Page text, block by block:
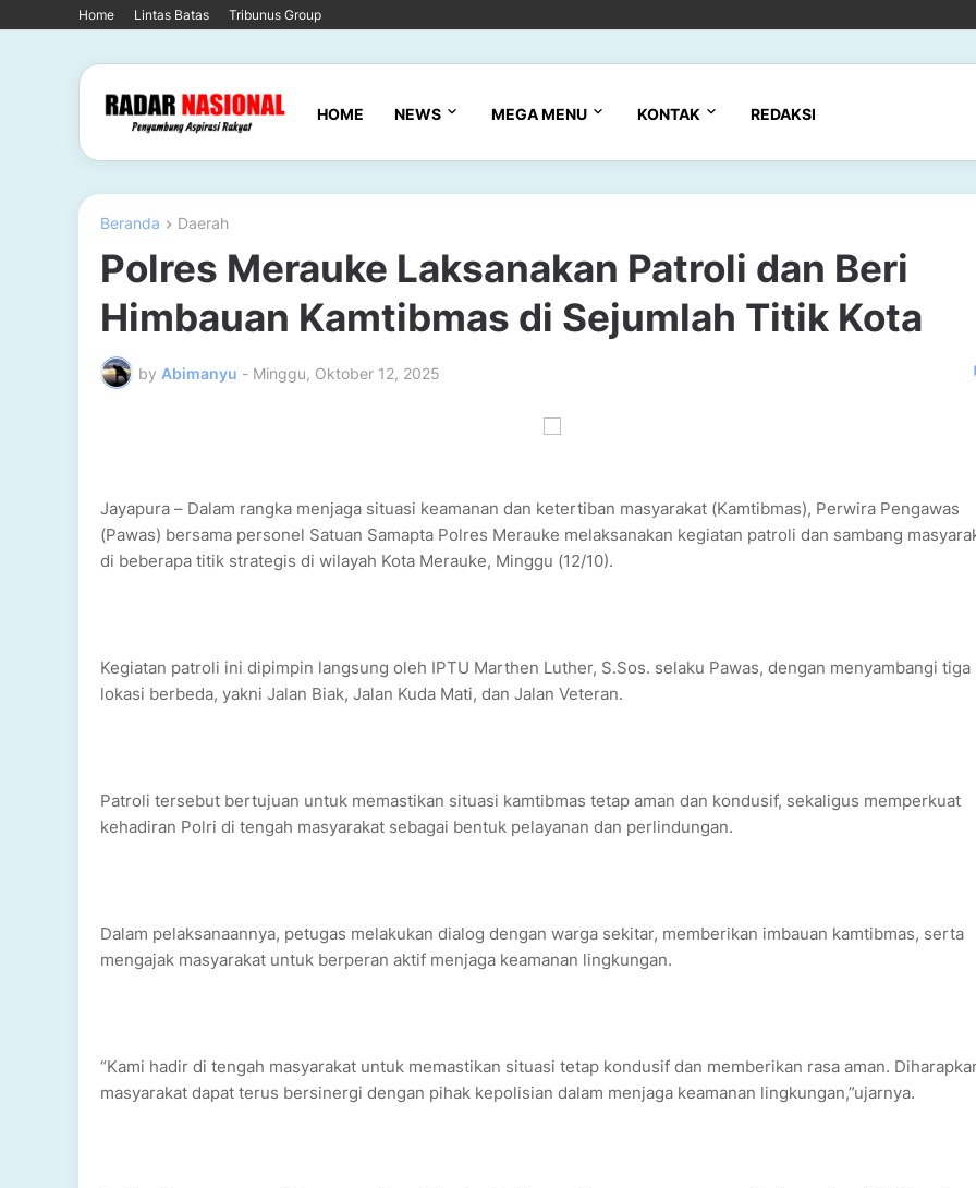
Home Lintas Batas Tribunus Group
HOME NEWS MEGA MENU KONTAK REDAKSI
Beranda Daerah
Polres Merauke Laksanakan Patroli dan Beri
Himbauan Kamtibmas di Sejumlah Titik Kota
by Abimanyu - Minggu, Oktober 12, 2025
Jayapura – Dalam rangka menjaga situasi keamanan dan ketertiban masyarakat (Kamtibmas), Perwira Pengawas
(Pawas) bersama personel Satuan Samapta Polres Merauke melaksanakan kegiatan patroli dan sambang
di beberapa titik strategis di wilayah Kota Merauke, Minggu (12/10).
Kegiatan patroli ini dipimpin langsung oleh IPTU Marthen Luther, S.Sos. selaku Pawas, dengan menyambangi tiga
lokasi berbeda, yakni Jalan Biak, Jalan Kuda Mati, dan Jalan Veteran.
Patroli tersebut bertujuan untuk memastikan situasi kamtibmas tetap aman dan kondusif, sekaligus memperkuat
kehadiran Polri di tengah masyarakat sebagai bentuk pelayanan dan perlindungan.
Dalam pelaksanaannya, petugas melakukan dialog dengan warga sekitar, memberikan imbauan kamtibmas, serta
mengajak masyarakat untuk berperan aktif menjaga keamanan lingkungan.
“Kami hadir di tengah masyarakat untuk memastikan situasi tetap kondusif dan memberikan rasa aman.
masyarakat dapat terus bersinergi dengan pihak kepolisian dalam menjaga keamanan lingkungan,”ujarnya.